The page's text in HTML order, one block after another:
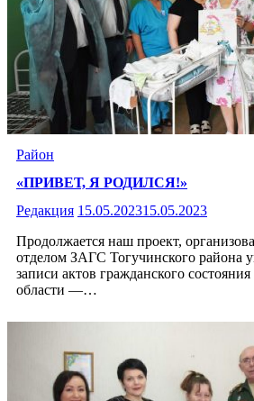
Район
«ПРИВЕТ, Я РОДИЛСЯ!»
Редакция 15.05.202315.05.2023
Продолжается наш проект,
отделом ЗАГС Тогучинского района
записи актов гражданского
области —…